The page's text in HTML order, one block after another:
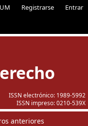
Registrarse Entrar
ISSN electrónico: 1989-5992
ISSN impreso:0210-539X
anteriores